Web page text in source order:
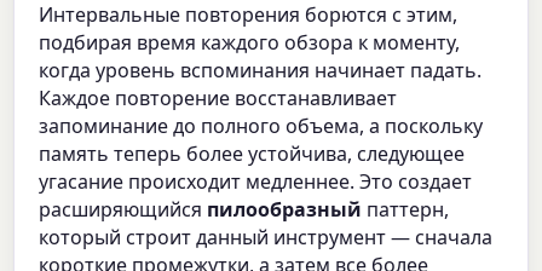
Интервальные повторения борются с этим,
подбирая время каждого обзора к моменту,
когда уровень вспоминания начинает падать.
Каждое повторение восстанавливает
запоминание до полного объема, а поскольку
память теперь более устойчива, следующее
угасание происходит медленнее. Это создает
расширяющийся пилообразный паттерн,
который строит данный инструмент — сначала
короткие промежутки, а затем все более